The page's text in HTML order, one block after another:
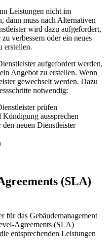
Leistungen nicht im
dann muss nach Alternativen
wird dazu aufgefordert,
verbessern oder ein neues
erstellen.
aufgefordert werden,
Angebot zu erstellen. Wenn
gewechselt werden. Dazu
notwendig:
prüfen
aussprechen
neuen Dienstleister
(SLA)
für das Gebäudemanagement
Agreements (SLA)
entsprechenden Leistungen